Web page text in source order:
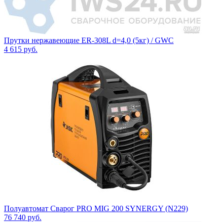
Прутки нержавеющие ER-308L d=4,0 (5кг) / GWC
4 615 руб.
Полуавтомат Сварог PRO MIG 200 SYNERGY (N229)
76 740 руб.